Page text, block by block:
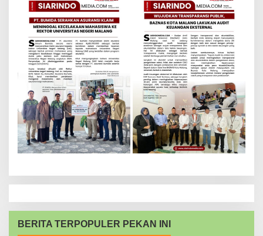
BERITA TERPOPULER PEKAN INI